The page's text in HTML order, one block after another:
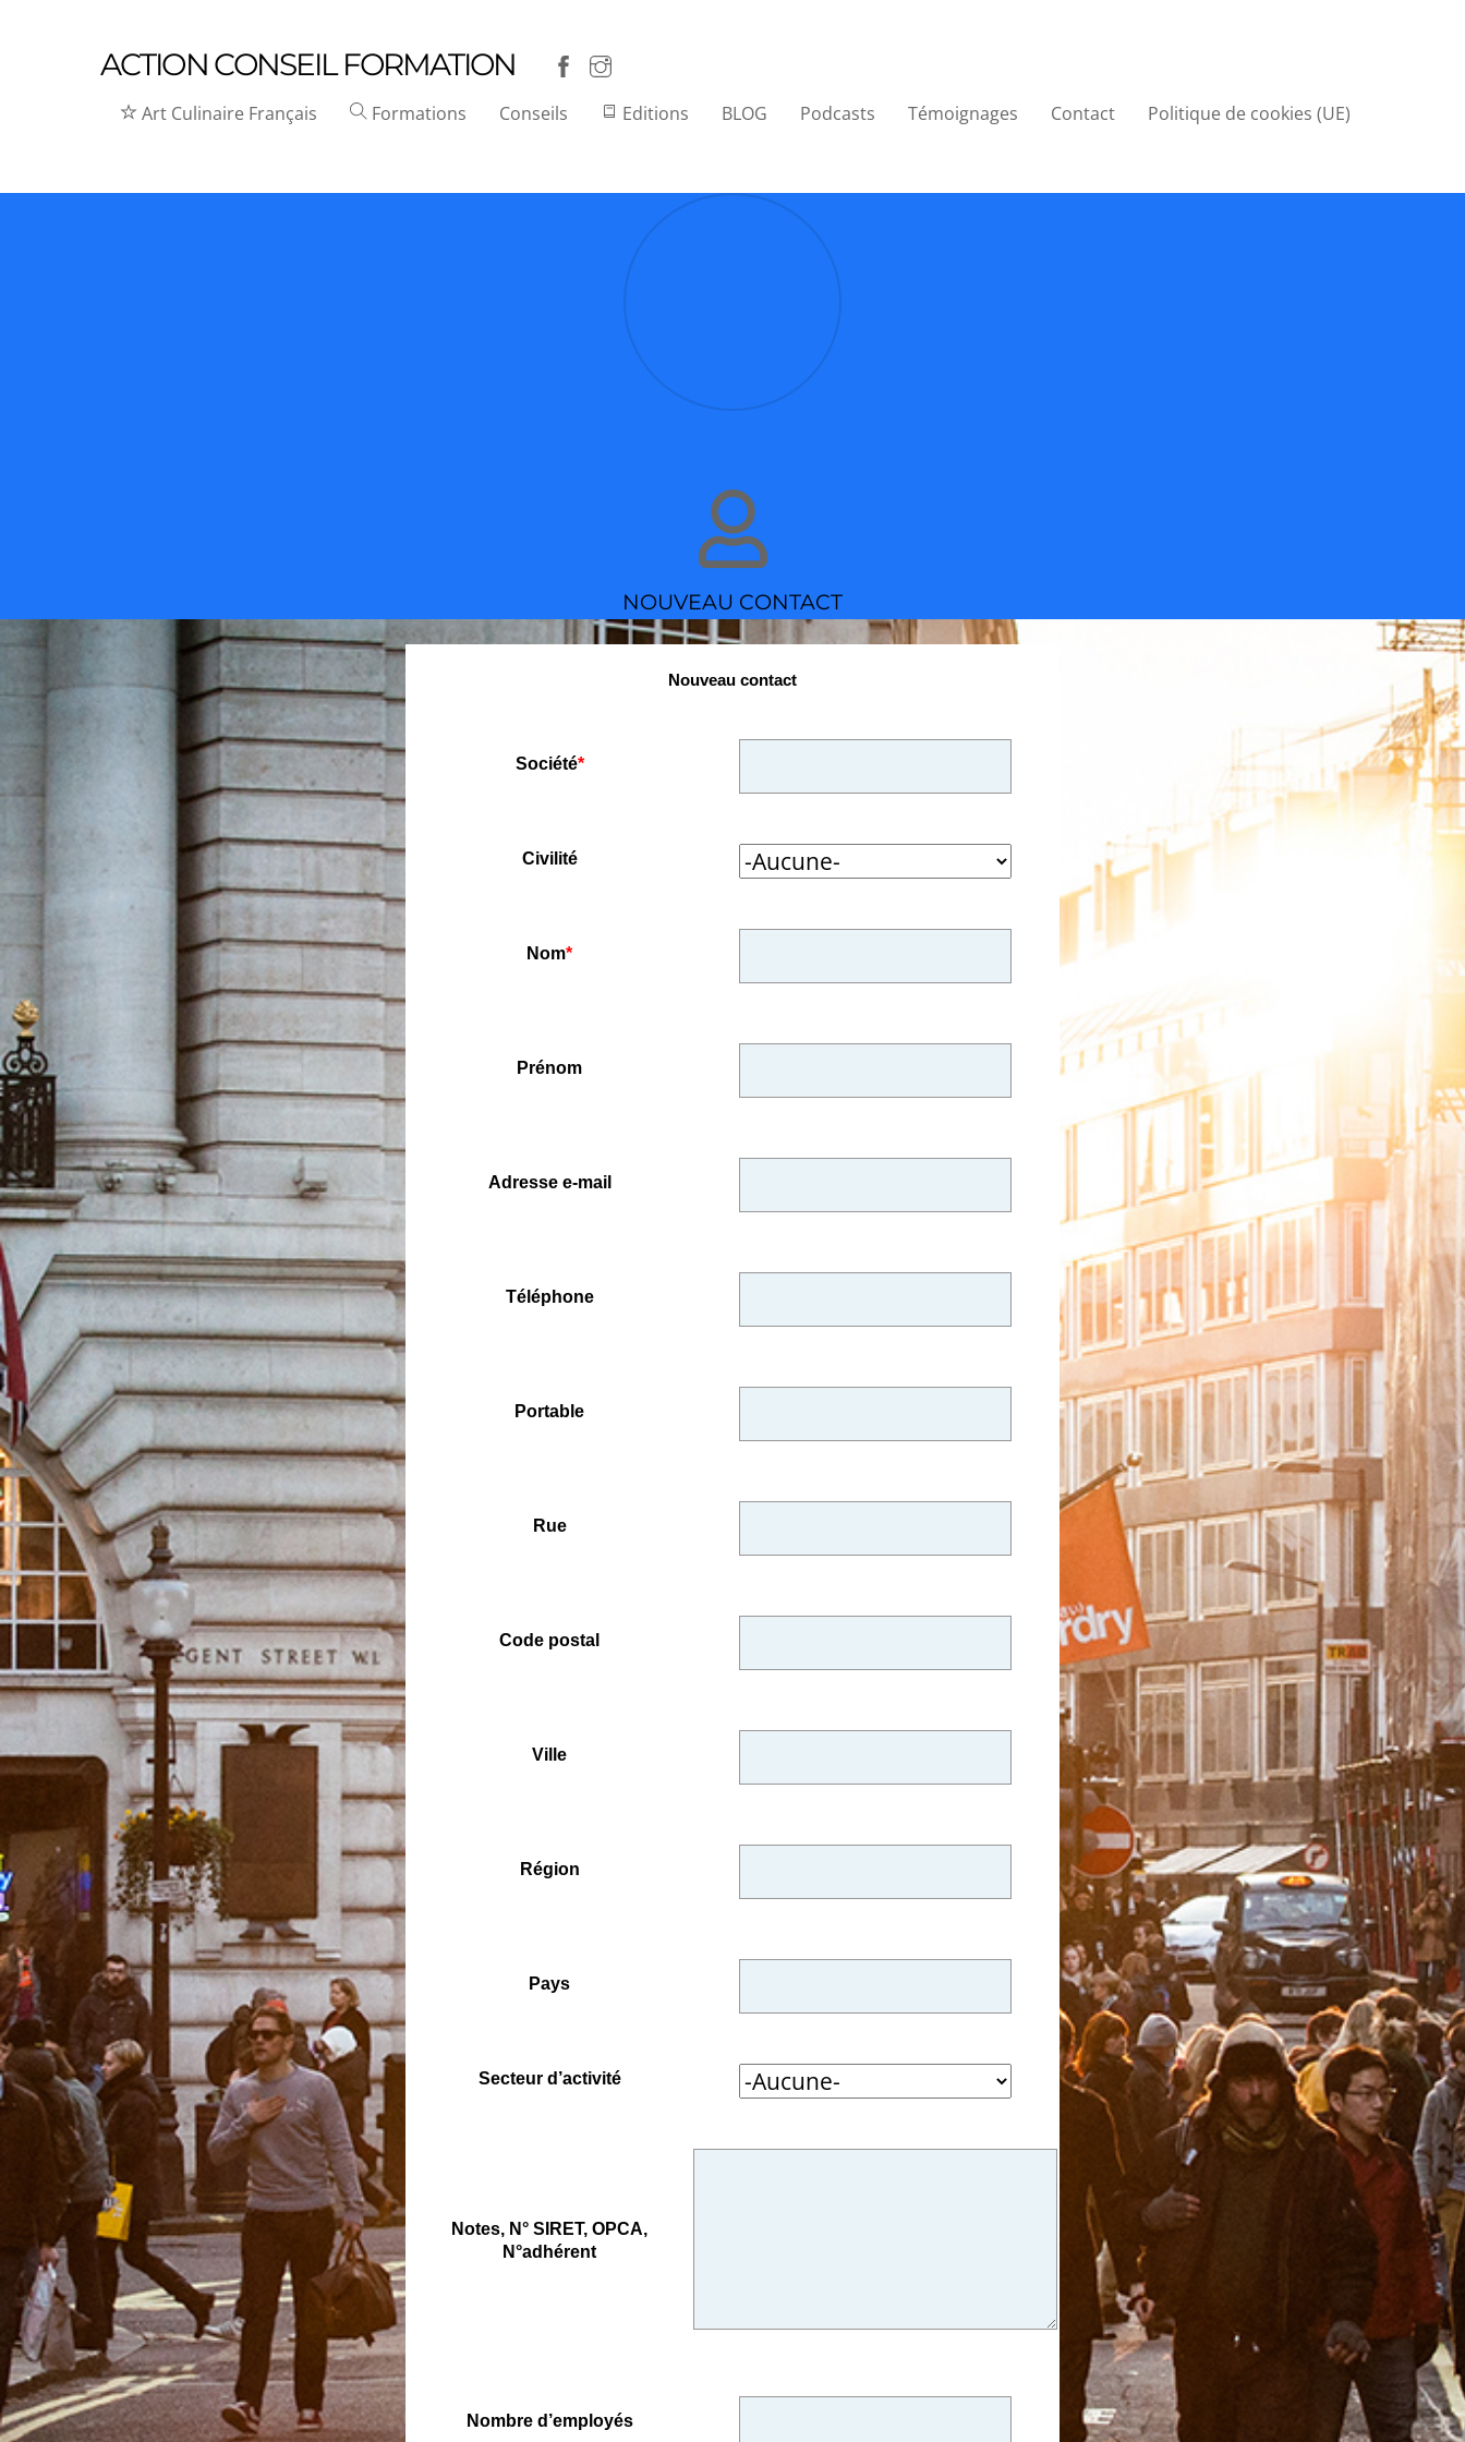
ACTION CONSEIL FORMATION
Art Culinaire Français Formations Conseils Editions BLOG Podcasts Témoignages Contact Politique de cookies (UE)
NOUVEAU CONTACT
Nouveau contact
Société*
Civilité
Nom*
Prénom
Adresse e-mail
Téléphone
Portable
Rue
Code postal
Ville
Région
Pays
Secteur d’activité
Notes, N° SIRET, OPCA,
N°adhérent
Nombre d’employés